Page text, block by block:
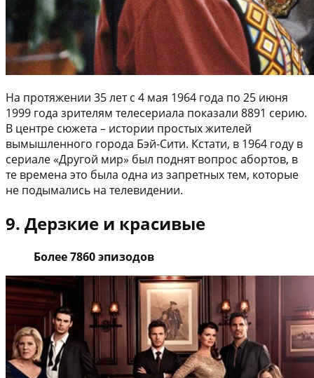
На протяжении 35 лет с 4 мая 1964 года по 25 июня
1999 года зрителям телесериала показали 8891 серию.
В центре сюжета – истории простых жителей
вымышленного города Бэй-Сити. Кстати, в 1964 году в
сериале «Другой мир» был поднят вопрос абортов, в
те времена это была одна из запретных тем, которые
не подымались на телевидении.
9. Дерзкие и красивые
Более 7860 эпизодов